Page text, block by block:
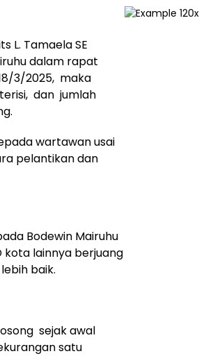
L. Tamaela SE
dalam rapat
3/2025, maka
dan jumlah
wartawan usai
pelantikan dan
Bodewin Mairuhu
kota lainnya berjuang
baik.
sejak awal
satu